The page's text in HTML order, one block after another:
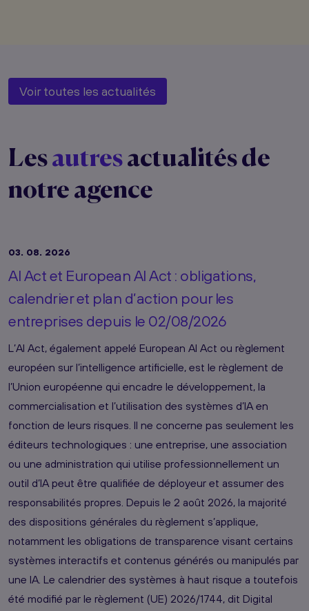
Voir toutes les actualités
Lesautresactualités de
notre agence
03. 08. 2026
AI Act et European AI Act : obligations,
calendrier et plan d’action pour les
entreprises depuis le 02/08/2026
L’AI Act, également appelé European AI Act ou règlement
européen sur l’intelligence artificielle, est le règlement de
l’Union européenne qui encadre le développement, la
commercialisation et l’utilisation des systèmes d’IA en
fonction de leurs risques. Il ne concerne pas seulement les
éditeurs technologiques : une entreprise, une association
ou une administration qui utilise professionnellement un
outil d’IA peut être qualifiée de déployeur et assumer des
responsabilités propres. Depuis le 2 août 2026, la majorité
des dispositions générales du règlement s’applique,
notamment les obligations de transparence visant certains
systèmes interactifs et contenus générés ou manipulés par
une IA. Le calendrier des systèmes à haut risque a toutefois
été modifié par le règlement (UE) 2026/1744, dit Digital